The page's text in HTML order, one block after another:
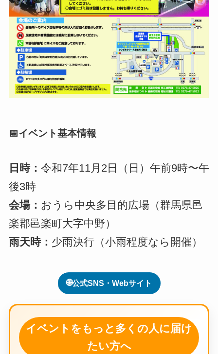
📅イベント基本情報
日時： 令和7年11月2日（日）午前9時〜午
後3時
会場： おうら中央多目的広場（群馬県邑
楽郡邑楽町大字中野）
雨天時： 少雨決行（小雨程度なら開催）
🌐公式SNS・Webサイト
イベントをもっと多くの人に届け
たい方へ